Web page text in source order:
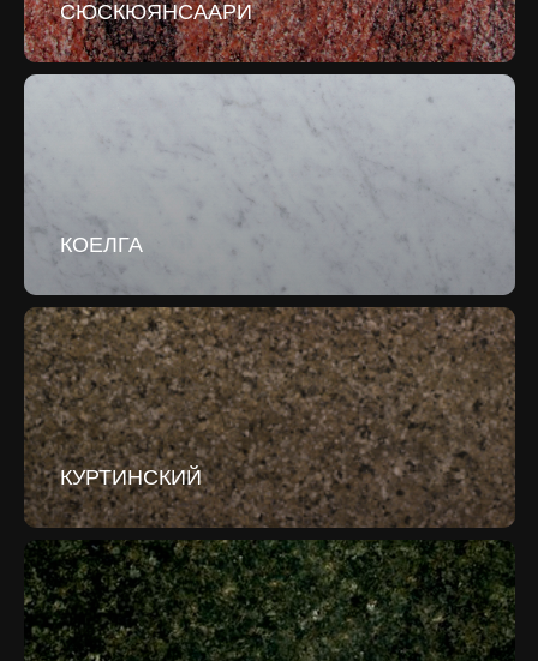
СЮСКЮЯНСААРИ
КОЕЛГА
КУРТИНСКИЙ